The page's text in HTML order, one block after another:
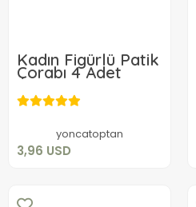
Kadın Figürlü Patik
Çorabı 4 Adet
yoncatoptan
3,96 USD
3,96 USD